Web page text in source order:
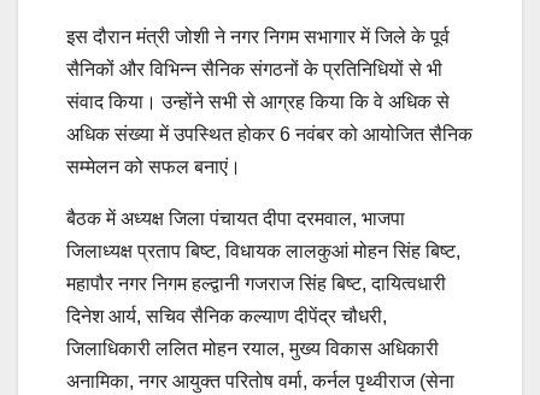
इस दौरान मंत्री जोशी ने नगर निगम सभागार में जिले के पूर्व
सैनिकों और विभिन्न सैनिक संगठनों के प्रतिनिधियों से भी
संवाद किया। उन्होंने सभी से आग्रह किया कि वे अधिक से
अधिक संख्या में उपस्थित होकर 6 नवंबर को आयोजित सैनिक
सम्मेलन को सफल बनाएं।
बैठक में अध्यक्ष जिला पंचायत दीपा दरमवाल, भाजपा
जिलाध्यक्ष प्रताप बिष्ट, विधायक लालकुआं मोहन सिंह बिष्ट,
महापौर नगर निगम हल्द्वानी गजराज सिंह बिष्ट, दायित्वधारी
दिनेश आर्य, सचिव सैनिक कल्याण दीपेंद्र चौधरी,
जिलाधिकारी ललित मोहन रयाल, मुख्य विकास अधिकारी
अनामिका, नगर आयुक्त परितोष वर्मा, कर्नल पृथ्वीराज (सेना